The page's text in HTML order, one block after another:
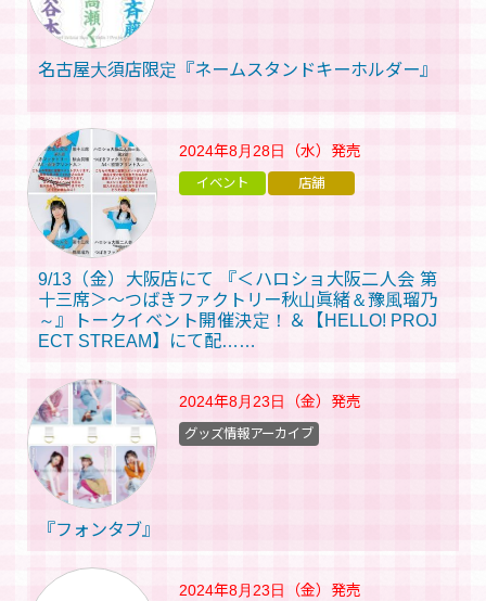
名古屋大須店限定『ネームスタンドキーホルダー』
2024年8月28日（水） 発売
9/13（金）大阪店にて 『＜ハロショ大阪二人会 第
十三席＞～つばきファクトリー秋山眞緒＆豫風瑠乃
～』トークイベント開催決定！＆【HELLO! PROJ
ECT STREAM】にて配……
イベント 店舗
2024年8月23日（金） 発売
『フォンタブ』
グッズ情報アーカイブ
2024年8月23日（金） 発売